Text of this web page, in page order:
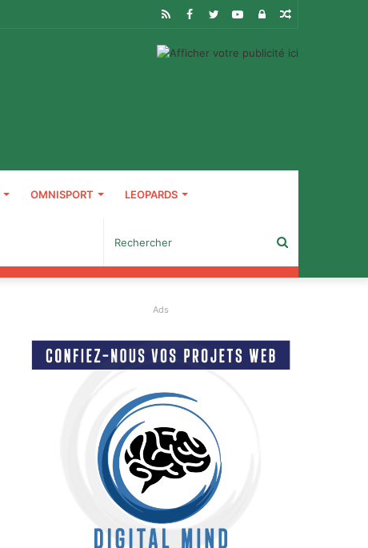
Article
Connexion
YouTube
Twitter
Facebook
RSS
OMNISPORT LEOPARDS
Ads